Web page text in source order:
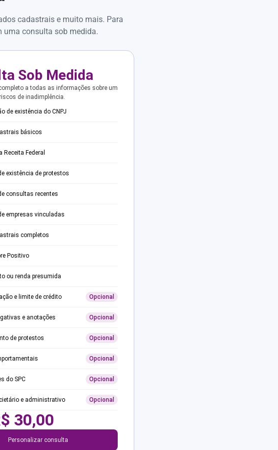
cadastrais e muito mais. Para
uma consulta sob medida.
Sob Medida
a todas as informações sobre um
de inadimplência.
de existência do CNPJ
básicos
Receita Federal
existência de protestos
consultas recentes
empresas vinculadas
completos
Positivo
ou renda presumida
e limite de crédito Opcional
e anotações Opcional
de protestos Opcional
Opcional
do SPC Opcional
e administrativo Opcional
30,00
Personalizar consulta